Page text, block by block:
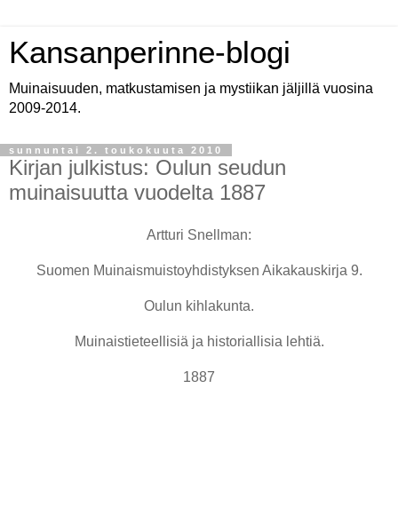
Kansanperinne-blogi
Muinaisuuden, matkustamisen ja mystiikan jäljillä vuosina
2009-2014.
sunnuntai 2. toukokuuta 2010
Kirjan julkistus: Oulun seudun
muinaisuutta vuodelta 1887
Artturi Snellman:
Suomen Muinaismuistoyhdistyksen Aikakauskirja 9.
Oulun kihlakunta.
Muinaistieteellisiä ja historiallisia lehtiä.
1887